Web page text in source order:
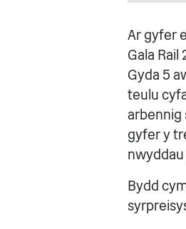
Ar gyfer
Gala Rail
Gyda 5
teulu
arbennig
gyfer y
Bydd